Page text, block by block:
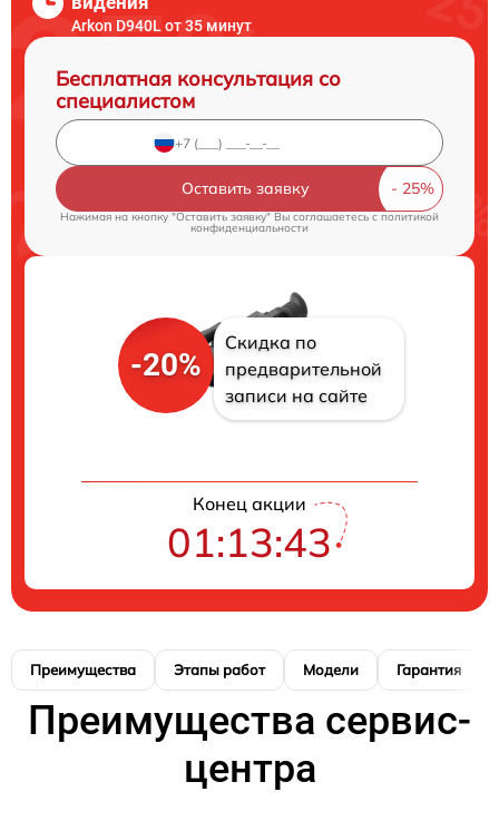
Arkon D940L от 35 минут
Бесплатная консультация со
специалистом
Оставить заявку
Нажимая на кнопку "Оставить заявку" Вы соглашаетесь c политикой
конфиденциальности
-20%
Скидка по
предварительной
записи на сайте
Конец акции
01:13:42
Преимущества Этапы работ Модели Гарантия
Преимущества сервис-
центра